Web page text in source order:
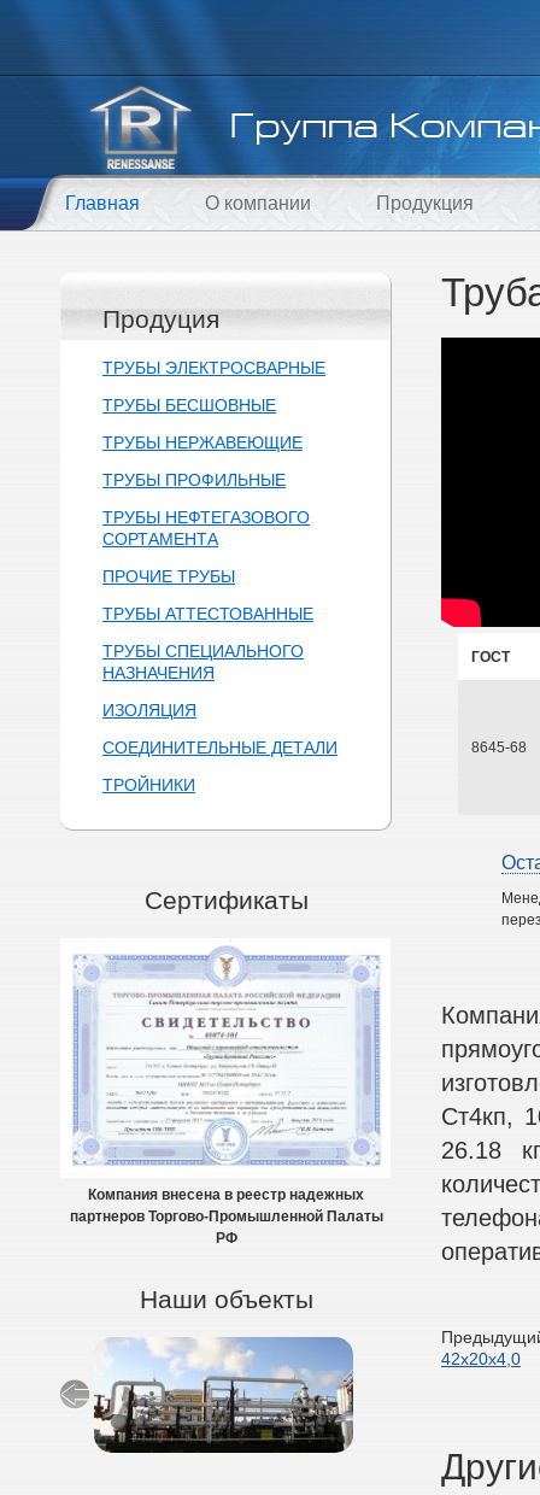
Главная О компании Продукция
Продуция
ТРУБЫ ЭЛЕКТРОСВАРНЫЕ
ТРУБЫ БЕСШОВНЫЕ
ТРУБЫ НЕРЖАВЕЮЩИЕ
ТРУБЫ ПРОФИЛЬНЫЕ
ТРУБЫ НЕФТЕГАЗОВОГО
СОРТАМЕНТА
ПРОЧИЕ ТРУБЫ
ТРУБЫ АТТЕСТОВАННЫЕ
ТРУБЫ СПЕЦИАЛЬНОГО
НАЗНАЧЕНИЯ
ИЗОЛЯЦИЯ
СОЕДИНИТЕЛЬНЫЕ ДЕТАЛИ
ТРОЙНИКИ
Сертификаты
Компания внесена в реестр надежных
партнеров Торгово-Промышленной Палаты
РФ
Наши объекты
ГОСТ
8645-68
Ст4кп,
26.18
42х20х4,0